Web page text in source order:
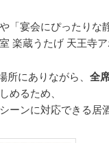
「宴会にぴったりな
楽蔵うたげ 天王寺ア
所にありながら、全
めるため、
ンに対応できる居